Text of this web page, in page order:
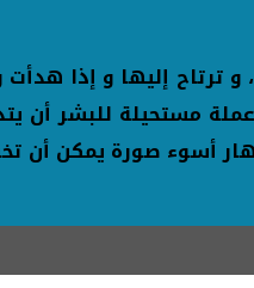
و ترتاح إليها و إذا
مستحيلة للبشر أن
أسوء صورة يمكن أن